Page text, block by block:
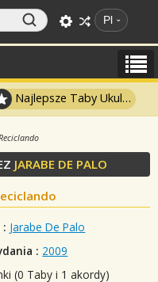
Pl
Najlepsze Taby Ukulele
JARABE DE PALO
Jarabe De Palo
: 2009
(0 Taby i 1 akordy)